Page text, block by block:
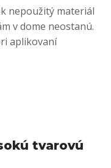
nepoužitý materiál
v dome neostanú.
aplikovaní
tvarovú